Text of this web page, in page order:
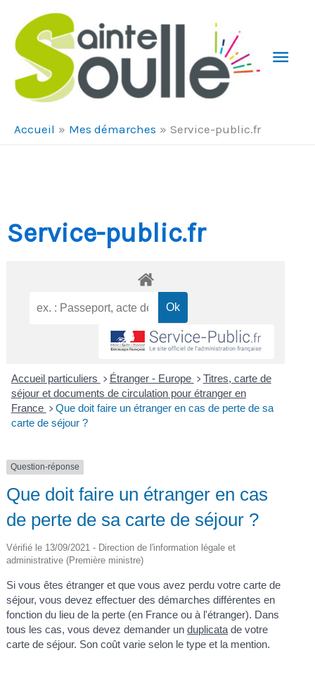
Accueil Mes démarches Service-public.fr
Service-public.fr
Accueil particuliers > Étranger - Europe > Titres, carte de
séjour et documents de circulation pour étranger en
France > Que doit faire un étranger en cas de perte de sa
carte de séjour ?
Question-réponse
Que doit faire un étranger en cas
de perte de sa carte de séjour ?
Vérifié le 13/09/2021 - Direction de l'information légale et
administrative (Première ministre)
Si vous êtes étranger et que vous avez perdu votre carte de
séjour, vous devez effectuer des démarches différentes en
fonction du lieu de la perte (en France ou à l'étranger). Dans
tous les cas, vous devez demander unduplicata de votre
carte de séjour. Son coût varie selon le type et la mention.